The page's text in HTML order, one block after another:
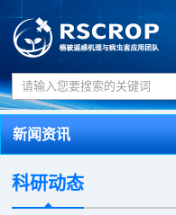
新闻资讯
科研动态